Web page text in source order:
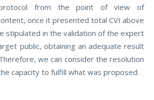
from the point of view of
once it presented total CVI above
stipulated in the validation of the expert
public, obtaining an adequate result
we can consider the resolution
capacity to fulfill what was proposed.